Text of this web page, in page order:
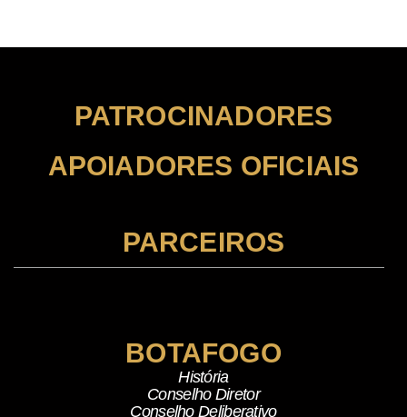
PATROCINADORES
APOIADORES OFICIAIS
PARCEIROS
BOTAFOGO
História
Conselho Diretor
Conselho Deliberativo